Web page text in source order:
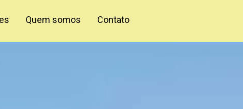
Quem somos Contato